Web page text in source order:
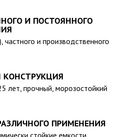
И ПОСТОЯННОГО
частного и производственного
лет, прочный, морозостойкий
ПРИМЕНЕНИЯ